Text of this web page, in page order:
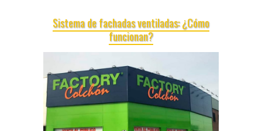
Sistema de fachadas ventiladas: ¿Cómo
funcionan?